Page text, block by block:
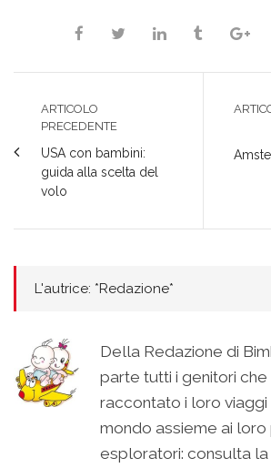
ARTICOLO
PRECEDENTE
USA con bambini:
guida alla scelta del
volo
L'autrice: *Redazione*
Della Redazione di
parte tutti i genitori che
raccontato i loro viaggi
mondo assieme ai loro
esploratori: consulta la